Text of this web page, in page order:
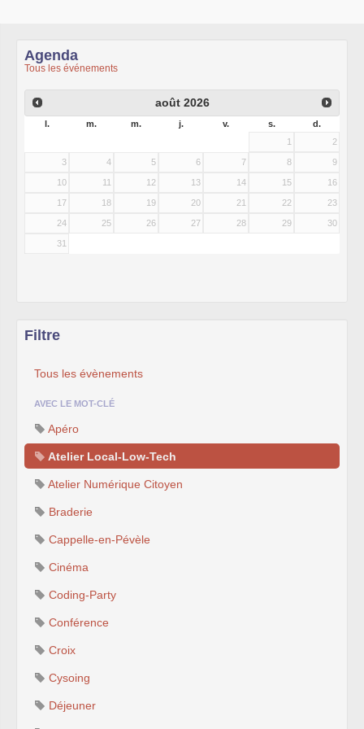
Agenda
Tous les événements
août 2026
l. m. m. j. v. s.
d.
1
2
3 4 5 6 7 8 9
10 11 12 13 14 15 16
17 18 19 20 21 22 23
24 25 26 27 28 29 30
31
Filtre
Tous les évènements
AVEC LE MOT-CLÉ
Apéro
Atelier Local-Low-Tech
Atelier Numérique Citoyen
Braderie
Cappelle-en-Pévèle
Cinéma
Coding-Party
Conférence
Croix
Cysoing
Déjeuner